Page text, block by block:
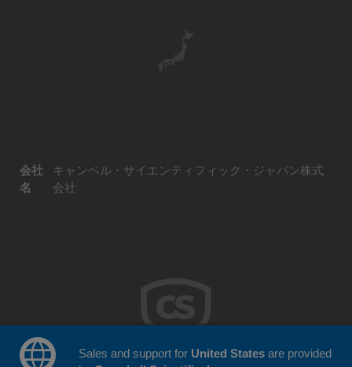
会社
名
キャンベル・サイエンティフィック・ジャパン株式
会社
Sales and support for United Statesare provided